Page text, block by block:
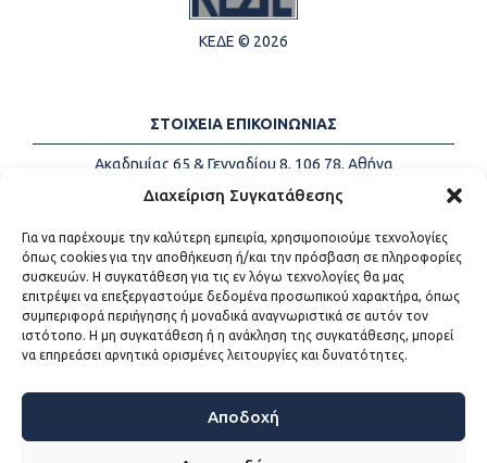
Διαχείριση Συγκατάθεσης
Για να παρέχουμε την καλύτερη εμπειρία, χρησιμοποιούμε τεχνολογίες
όπως cookies για την αποθήκευση ή/και την πρόσβαση σε πληροφορίες
συσκευών. Η συγκατάθεση για τις εν λόγω τεχνολογίες θα μας
επιτρέψει να επεξεργαστούμε δεδομένα προσωπικού χαρακτήρα, όπως
συμπεριφορά περιήγησης ή μοναδικά αναγνωριστικά σε αυτόν τον
ιστότοπο. Η μη συγκατάθεση ή η ανάκληση της συγκατάθεσης, μπορεί
να επηρεάσει αρνητικά ορισμένες λειτουργίες και δυνατότητες.
Αποδοχή
ΚΕΔΕ © 2026
ΣΤΟΙΧΕΙΑ ΕΠΙΚΟΙΝΩΝΙΑΣ
Ακαδημίας 65 & Γενναδίου 8, 106 78, Αθήνα
Τηλέφωνα:
+30 213-2147500
Email:
info@kede.gr
ΧΡΗΣΙΜΟΙ ΣΥΝΔΕΣΜΟΙ
Η ΚΕΔΕ
Sitemap
Προσβασιμότητα
Όροι χρήσης